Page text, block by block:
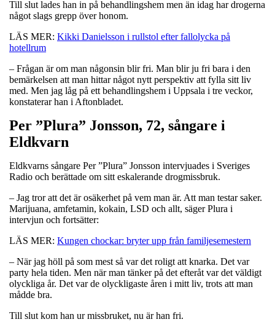
Till slut lades han in på behandlingshem men än idag har drogerna
något slags grepp över honom.
LÄS MER: Kikki Danielsson i rullstol efter fallolycka på
hotellrum
– Frågan är om man någonsin blir fri. Man blir ju fri bara i den
bemärkelsen att man hittar något nytt perspektiv att fylla sitt liv
med. Men jag låg på ett behandlingshem i Uppsala i tre veckor,
konstaterar han i Aftonbladet.
Per ”Plura” Jonsson, 72, sångare i
Eldkvarn
Eldkvarns sångare Per ”Plura” Jonsson intervjuades i Sveriges
Radio och berättade om sitt eskalerande drogmissbruk.
– Jag tror att det är osäkerhet på vem man är. Att man testar saker.
Marijuana, amfetamin, kokain, LSD och allt, säger Plura i
intervjun och fortsätter:
LÄS MER: Kungen chockar: bryter upp från familjesemestern
– När jag höll på som mest så var det roligt att knarka. Det var
party hela tiden. Men när man tänker på det efteråt var det väldigt
olyckliga år. Det var de olyckligaste åren i mitt liv, trots att man
mådde bra.
Till slut kom han ur missbruket, nu är han fri.